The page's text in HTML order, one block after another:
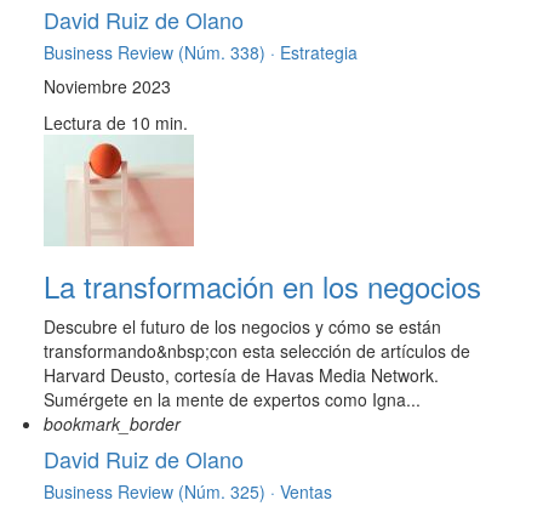
David Ruiz de Olano
Business Review (Núm. 338) · Estrategia
Noviembre 2023
Lectura de 10 min.
La transformación en los negocios
Descubre el futuro de los negocios y cómo se están
transformando&nbsp;con esta selección de artículos de
Harvard Deusto, cortesía de Havas Media Network.
Sumérgete en la mente de expertos como Igna...
bookmark_border
David Ruiz de Olano
Business Review (Núm. 325) · Ventas